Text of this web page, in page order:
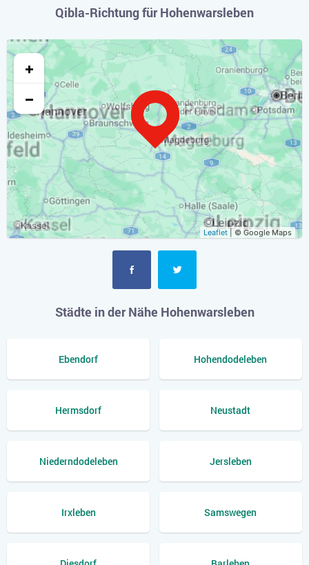
Qibla-Richtung für Hohenwarsleben
+
−
Leaflet | © Google Maps
Städte in der Nähe Hohenwarsleben
Ebendorf Hohendodeleben
Hermsdorf Neustadt
Niederndodeleben Jersleben
Irxleben Samswegen